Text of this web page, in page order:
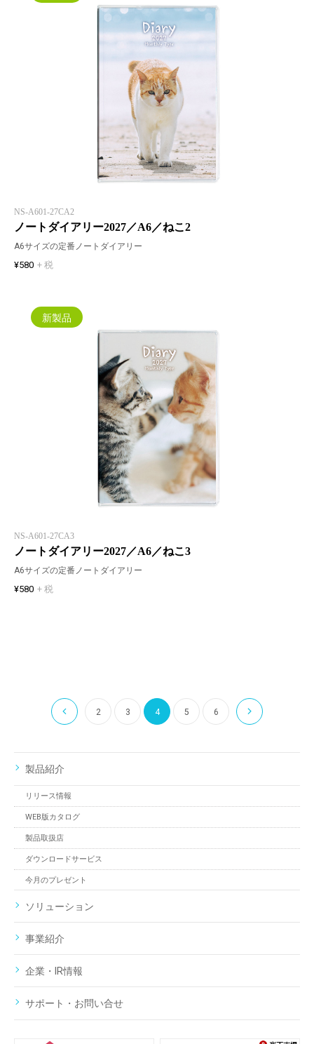
NS-A601-27CA2
ノートダイアリー2027／A6／ねこ2
A6サイズの定番ノートダイアリー
¥580 + 税
新製品
NS-A601-27CA3
ノートダイアリー2027／A6／ねこ3
A6サイズの定番ノートダイアリー
¥580 + 税
2 3 4 5 6
製品紹介
リリース情報
WEB版カタログ
製品取扱店
ダウンロードサービス
今月のプレゼント
ソリューション
事業紹介
企業・IR情報
サポート・お問い合せ